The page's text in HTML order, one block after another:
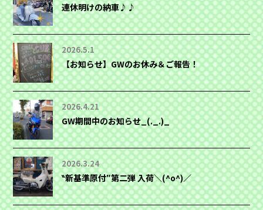
連休明けの納車♪♪
2026.5.1
【お知らせ】GWのお休み＆ご報告！
2026.4.21
GW期間中のお知らせ_(._.)_
2026.3.24
‶新基準原付″第二弾 入荷＼(^o^)／